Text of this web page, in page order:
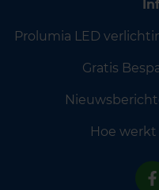
Prolumia LED
Gratis
Hoe